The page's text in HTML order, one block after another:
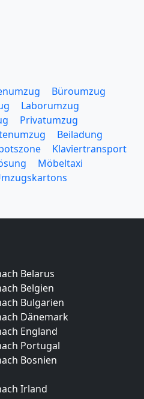
Büroumzug
Laborumzug
Privatumzug
Beiladung
Klaviertransport
Möbeltaxi
Belarus
Belgien
Bulgarien
Dänemark
England
Portugal
Bosnien
Irland